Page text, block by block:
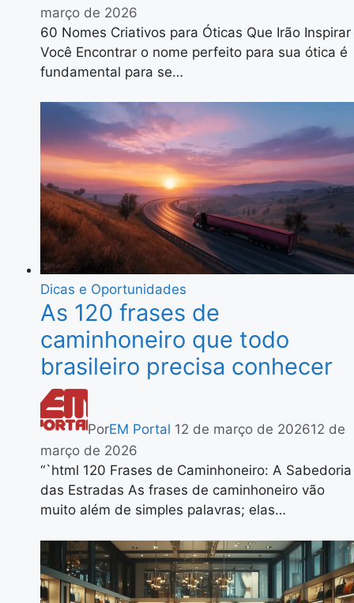
março de 2026
60 Nomes Criativos para Óticas Que Irão Inspirar
Você Encontrar o nome perfeito para sua ótica é
fundamental para se…
Dicas e Oportunidades
As 120 frases de
caminhoneiro que todo
brasileiro precisa conhecer
PorEM Portal 12 de março de 202612 de
março de 2026
“`html 120 Frases de Caminhoneiro: A Sabedoria
das Estradas As frases de caminhoneiro vão
muito além de simples palavras; elas…